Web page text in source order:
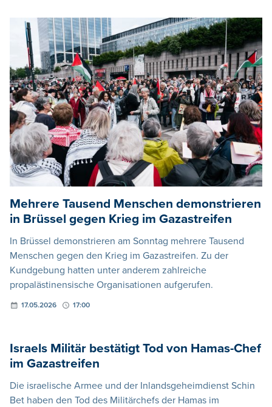
Mehrere Tausend Menschen demonstrieren
in Brüssel gegen Krieg im Gazastreifen
In Brüssel demonstrieren am Sonntag mehrere Tausend
Menschen gegen den Krieg im Gazastreifen. Zu der
Kundgebung hatten unter anderem zahlreiche
propalästinensische Organisationen aufgerufen.
17.05.2026 17:00
Israels Militär bestätigt Tod von Hamas-Chef
im Gazastreifen
Die israelische Armee und der Inlandsgeheimdienst Schin
Bet haben den Tod des Militärchefs der Hamas im